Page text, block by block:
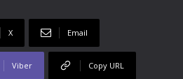
X Email
Viber Copy URL